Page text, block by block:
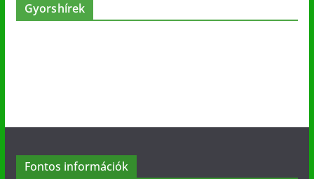
Gyorshírek
Fontos információk